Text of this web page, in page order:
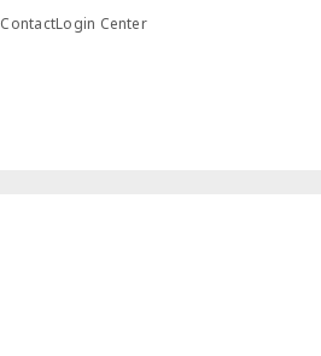
ContactLogin Center